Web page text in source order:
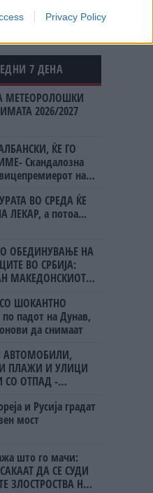
Privacy Policy
7 ДЕНА
МЕТЕОРОЛОШКИ
2026/2027
ЌЕ ГО
Скандалозна
на
ВО СРЕДА ЌЕ
ЛЕКАР, а потоа...
ОБЕДИНУВАЊЕ НА
ВО СРБИЈА:
МАКЕДОНСКИОТ
СО ШОКАНТНО
падот на Дунав,
да снимаат
АВТОМОБИЛИ,
ПЛАЖИ И УЛИЦИ
СО ОТПАД -
бран кон Сеута
и Русија градат
мост
што го мачи:
ДА СЕ СУДИ
ЗЛОСТРОСТВА НА